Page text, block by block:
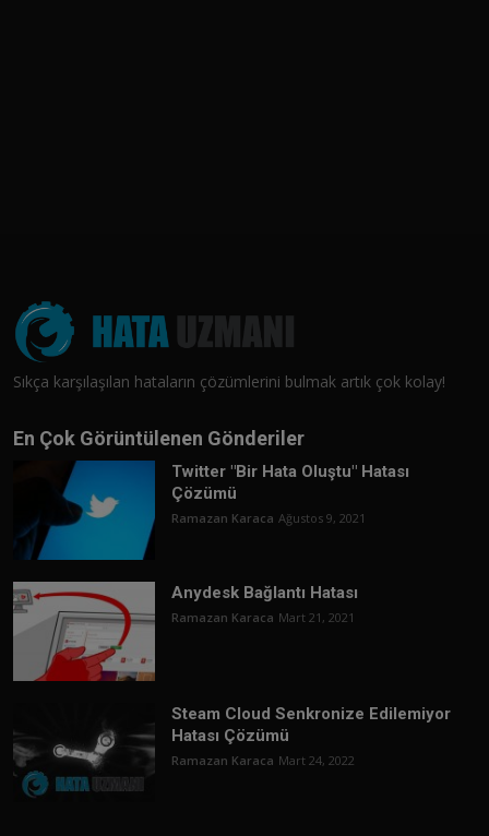
Sıkça karşılaşılan hataların çözümlerini bulmak artık çok kolay!
En Çok Görüntülenen Gönderiler
Twitter "Bir Hata Oluştu" Hatası
Çözümü
Ramazan Karaca Ağustos 9, 2021
Anydesk Bağlantı Hatası
Ramazan Karaca Mart 21, 2021
Steam Cloud Senkronize Edilemiyor
Hatası Çözümü
Ramazan Karaca Mart 24, 2022